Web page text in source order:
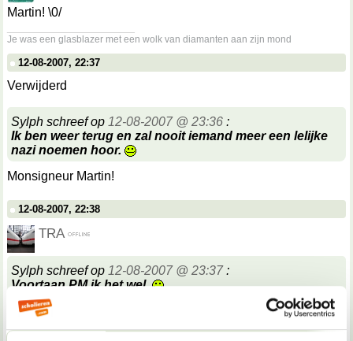
Martin! \0/
Je was een glasblazer met een wolk van diamanten aan zijn mond
12-08-2007, 22:37
Verwijderd
Sylph schreef op 12-08-2007 @ 23:36 :
Ik ben weer terug en zal nooit iemand meer een lelijke
nazi noemen hoor.
Monsigneur Martin!
12-08-2007, 22:38
TRA
Sylph schreef op 12-08-2007 @ 23:37:
Voortaan PM ik het wel.
"#25 maart 2005: Quiana is op De Kantine vervangen door PV"